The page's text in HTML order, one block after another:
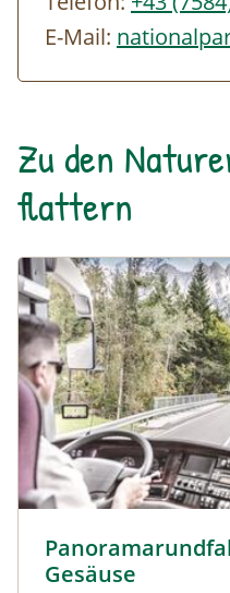
E-Mail:
Zu den
flattern
Gesäuse